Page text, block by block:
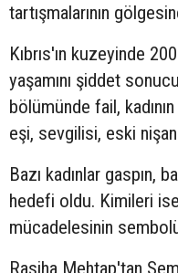
tartışmalarının
Kıbrıs'ın kuzeyinde
yaşamını şiddet
bölümünde fail,
eşi, sevgilisi, eski
Bazı kadınlar gaspın,
hedefi oldu. Kimileri
mücadelesinin
Rasiha Mehtap'tan